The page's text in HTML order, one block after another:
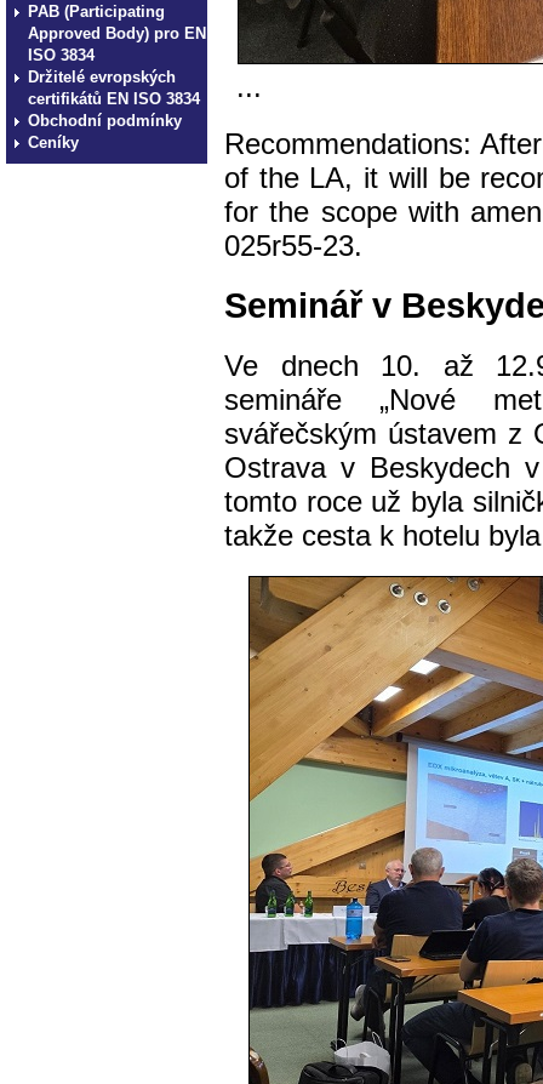
PAB (Participating
Approved Body) pro EN
ISO 3834
Držitelé evropských
certifikátů EN ISO 3834
Obchodní podmínky
Ceníky
...
Recommendations:
of the LA, it will be
for the scope with
025r55-23.
Seminář v
Ve dnech 10. až
semináře „Nové
svářečským ústavem z
Ostrava v Beskydech
tomto roce už byla
takže cesta k hotelu